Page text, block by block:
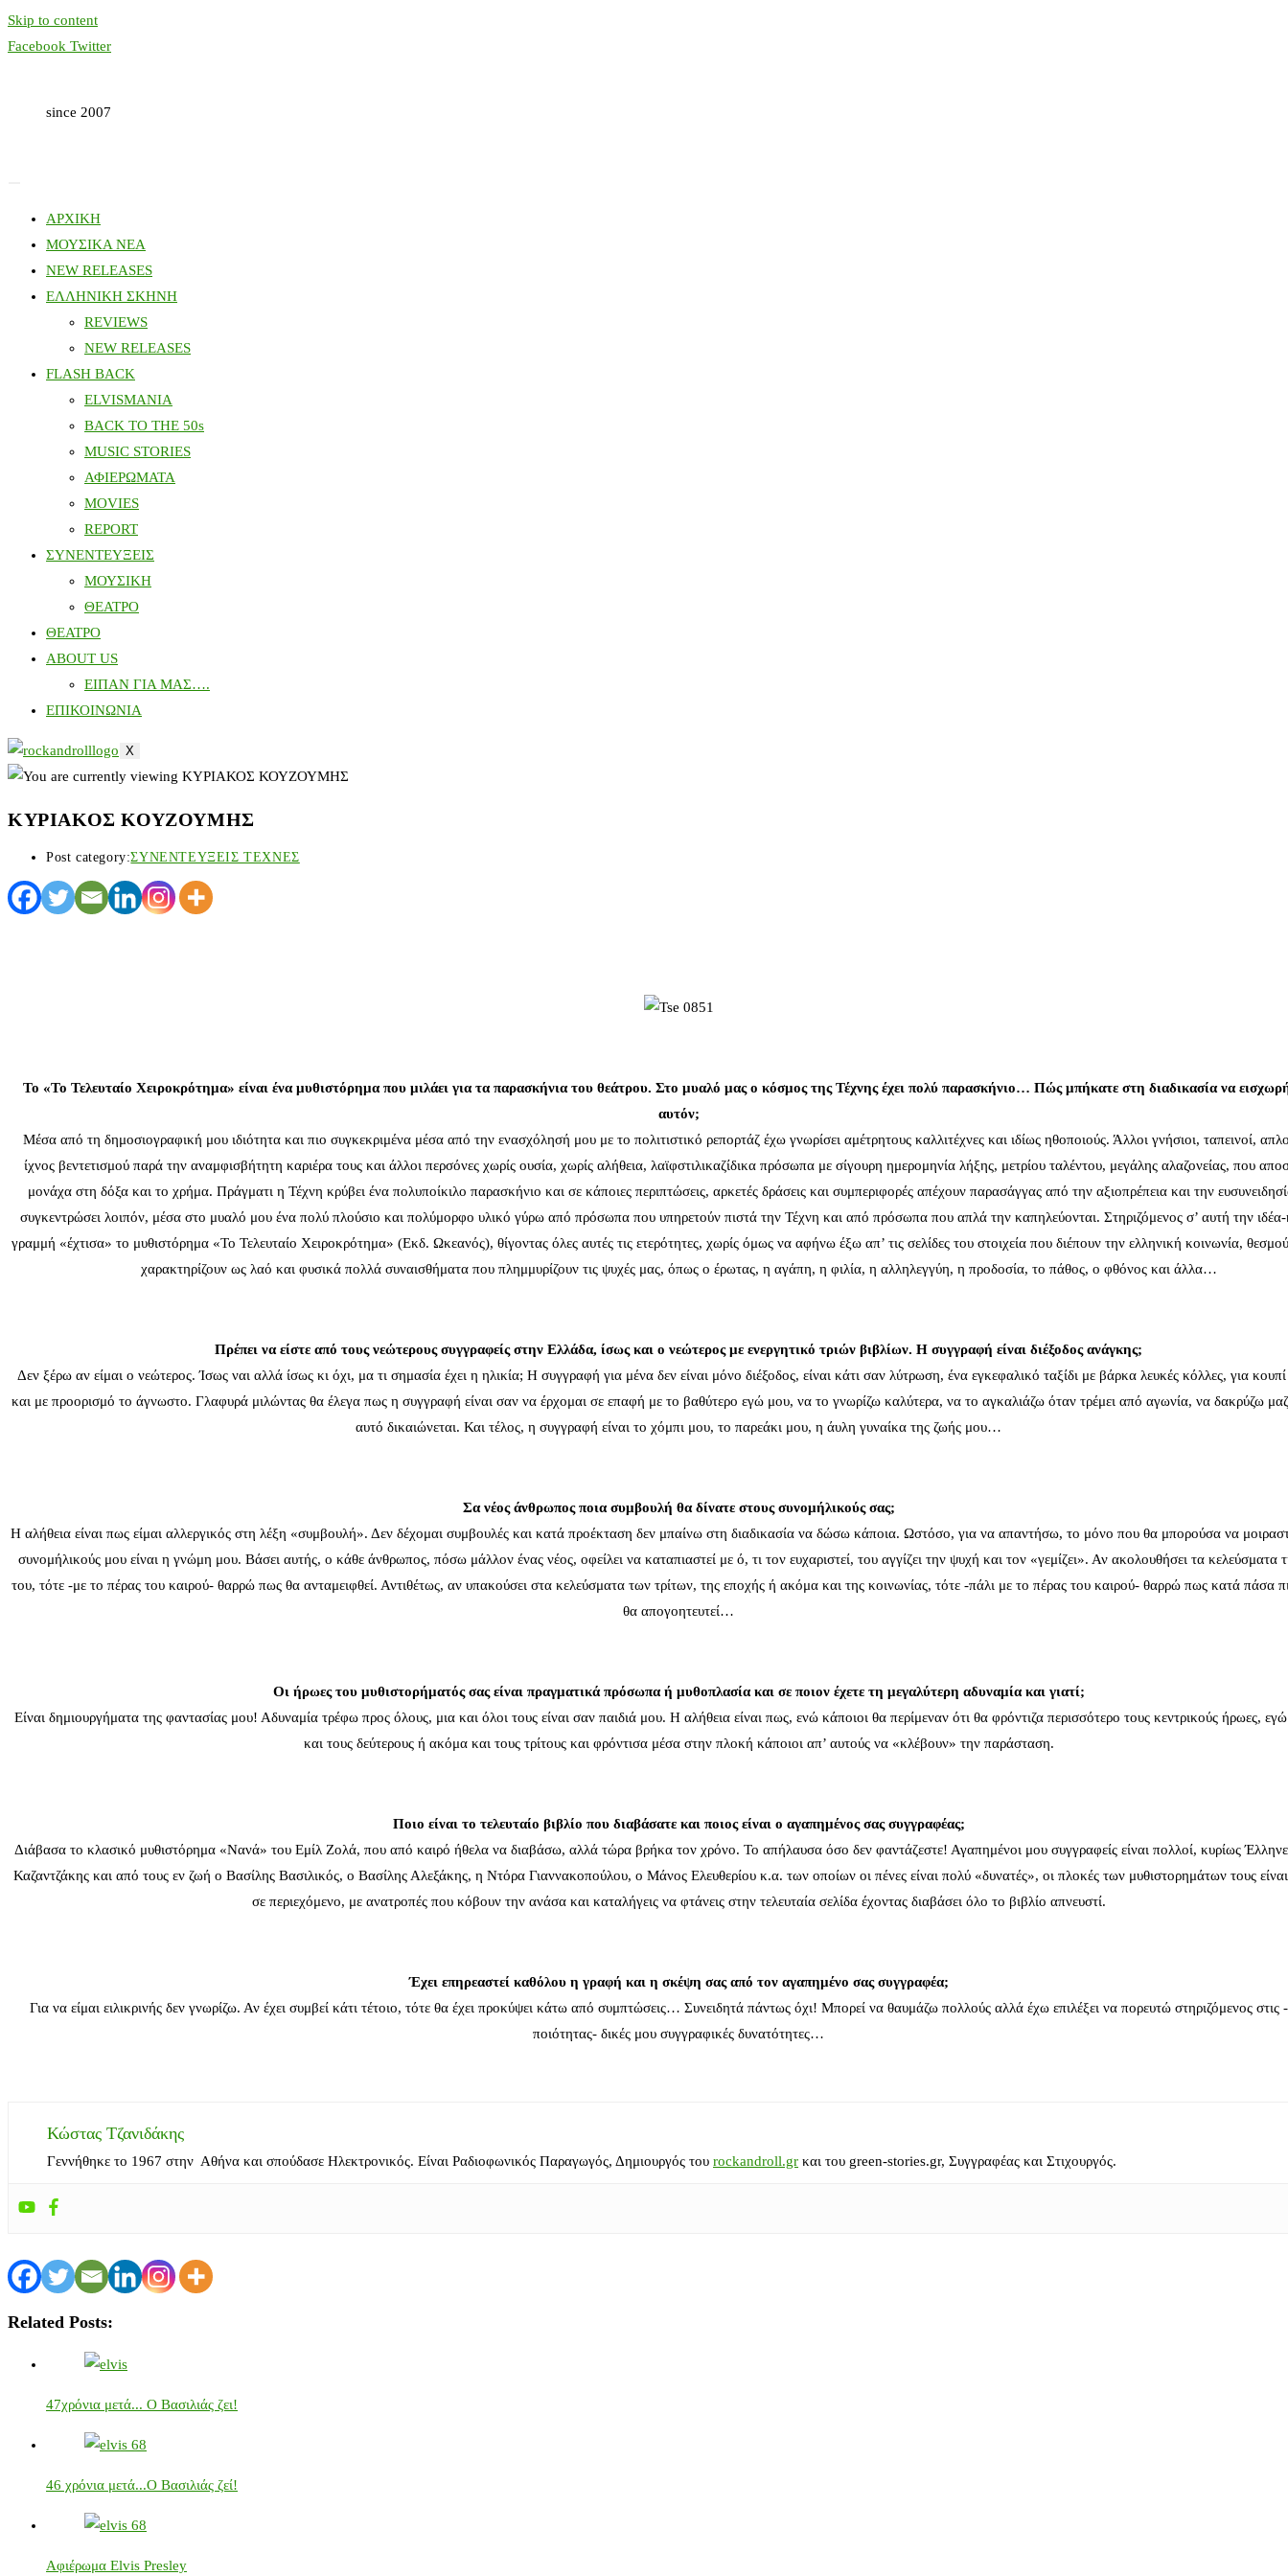
Skip to content
Facebook Twitter
since 2007
ΑΡΧΙΚΗ
ΜΟΥΣΙΚΑ ΝΕΑ
NEW RELEASES
ΕΛΛΗΝΙΚΗ ΣΚΗΝΗ
REVIEWS
NEW RELEASES
FLASH BACK
ELVISMANIA
BACK TO THE 50s
MUSIC STORIES
ΑΦΙΕΡΩΜΑΤΑ
MOVIES
REPORT
ΣΥΝΕΝΤΕΥΞΕΙΣ
ΜΟΥΣΙΚΗ
ΘΕΑΤΡΟ
ΘΕΑΤΡΟ
ABOUT US
ΕΙΠΑΝ ΓΙΑ ΜΑΣ….
ΕΠΙΚΟΙΝΩΝΙΑ
X
ΚΥΡΙΑΚΟΣ ΚΟΥΖΟΥΜΗΣ
Post category:ΣΥΝΕΝΤΕΥΞΕΙΣ ΤΕΧΝΕΣ
Το «Το Τελευταίο Χειροκρότημα» είναι ένα μυθιστόρημα που μιλάει για τα παρασκήνια του θεάτρου. Στο μυαλό μας ο κόσμος της Τέχνης έχει πολύ παρασκήνιο… Πώς μπήκατε στη διαδικασία να
αυτόν;
Μέσα από τη δημοσιογραφική μου ιδιότητα και πιο συγκεκριμένα μέσα από την ενασχόλησή μου με το πολιτιστικό ρεπορτάζ έχω γνωρίσει αμέτρητους καλλιτέχνες και ιδίως ηθοποιούς. Άλλοι γνήσιοι, ταπεινοί,
ίχνος βεντετισμού παρά την αναμφισβήτητη καριέρα τους και άλλοι περσόνες χωρίς ουσία, χωρίς αλήθεια, λαϊφστιλικαζίδικα πρόσωπα με σίγουρη ημερομηνία λήξης, μετρίου ταλέντου, μεγάλης αλαζονείας, που
μονάχα στη δόξα και το χρήμα. Πράγματι η Τέχνη κρύβει ένα πολυποίκιλο παρασκήνιο και σε κάποιες περιπτώσεις, αρκετές δράσεις και συμπεριφορές απέχουν παρασάγγας από την αξιοπρέπεια και την
συγκεντρώσει λοιπόν, μέσα στο μυαλό μου ένα πολύ πλούσιο και πολύμορφο υλικό γύρω από πρόσωπα που υπηρετούν πιστά την Τέχνη και από πρόσωπα που απλά την καπηλεύονται. Στηριζόμενος σ’ αυτή την ιδέα-
γραμμή «έχτισα» το μυθιστόρημα «Το Τελευταίο Χειροκρότημα» (Εκδ. Ωκεανός), θίγοντας όλες αυτές τις ετερότητες, χωρίς όμως να αφήνω έξω απ’ τις σελίδες του στοιχεία που διέπουν την ελληνική κοινωνία,
χαρακτηρίζουν ως λαό και φυσικά πολλά συναισθήματα που πλημμυρίζουν τις ψυχές μας, όπως ο έρωτας, η αγάπη, η φιλία, η αλληλεγγύη, η προδοσία, το πάθος, ο φθόνος και άλλα…
Πρέπει να είστε από τους νεώτερους συγγραφείς στην Ελλάδα, ίσως και ο νεώτερος με ενεργητικό τριών βιβλίων. Η συγγραφή είναι διέξοδος ανάγκης;
Δεν ξέρω αν είμαι ο νεώτερος. Ίσως ναι αλλά ίσως κι όχι, μα τι σημασία έχει η ηλικία; Η συγγραφή για μένα δεν είναι μόνο διέξοδος, είναι κάτι σαν λύτρωση, ένα εγκεφαλικό ταξίδι με βάρκα λευκές κόλλες, για
και με προορισμό το άγνωστο. Γλαφυρά μιλώντας θα έλεγα πως η συγγραφή είναι σαν να έρχομαι σε επαφή με το βαθύτερο εγώ μου, να το γνωρίζω καλύτερα, να το αγκαλιάζω όταν τρέμει από αγωνία, να δακρύζω
αυτό δικαιώνεται. Και τέλος, η συγγραφή είναι το χόμπι μου, το παρεάκι μου, η άυλη γυναίκα της ζωής μου…
Σα νέος άνθρωπος ποια συμβουλή θα δίνατε στους συνομήλικούς σας;
Η αλήθεια είναι πως είμαι αλλεργικός στη λέξη «συμβουλή». Δεν δέχομαι συμβουλές και κατά προέκταση δεν μπαίνω στη διαδικασία να δώσω κάποια. Ωστόσο, για να απαντήσω, το μόνο που θα μπορούσα να
συνομήλικούς μου είναι η γνώμη μου. Βάσει αυτής, ο κάθε άνθρωπος, πόσω μάλλον ένας νέος, οφείλει να καταπιαστεί με ό, τι τον ευχαριστεί, του αγγίζει την ψυχή και τον «γεμίζει». Αν ακολουθήσει τα κελεύσματα
του, τότε -με το πέρας του καιρού- θαρρώ πως θα ανταμειφθεί. Αντιθέτως, αν υπακούσει στα κελεύσματα των τρίτων, της εποχής ή ακόμα και της κοινωνίας, τότε -πάλι με το πέρας του καιρού- θαρρώ πως κατά πάσα
θα απογοητευτεί…
Οι ήρωες του μυθιστορήματός σας είναι πραγματικά πρόσωπα ή μυθοπλασία και σε ποιον έχετε τη μεγαλύτερη αδυναμία και γιατί;
Είναι δημιουργήματα της φαντασίας μου! Αδυναμία τρέφω προς όλους, μια και όλοι τους είναι σαν παιδιά μου. Η αλήθεια είναι πως, ενώ κάποιοι θα περίμεναν ότι θα φρόντιζα περισσότερο τους κεντρικούς ήρωες,
και τους δεύτερους ή ακόμα και τους τρίτους και φρόντισα μέσα στην πλοκή κάποιοι απ’ αυτούς να «κλέβουν» την παράσταση.
Ποιο είναι το τελευταίο βιβλίο που διαβάσατε και ποιος είναι ο αγαπημένος σας συγγραφέας;
Διάβασα το κλασικό μυθιστόρημα «Νανά» του Εμίλ Ζολά, που από καιρό ήθελα να διαβάσω, αλλά τώρα βρήκα τον χρόνο. Το απήλαυσα όσο δεν φαντάζεστε! Αγαπημένοι μου συγγραφείς είναι πολλοί, κυρίως
Καζαντζάκης και από τους εν ζωή ο Βασίλης Βασιλικός, ο Βασίλης Αλεξάκης, η Ντόρα Γιαννακοπούλου, ο Μάνος Ελευθερίου κ.α. των οποίων οι πένες είναι πολύ «δυνατές», οι πλοκές των μυθιστορημάτων τους
σε περιεχόμενο, με ανατροπές που κόβουν την ανάσα και καταλήγεις να φτάνεις στην τελευταία σελίδα έχοντας διαβάσει όλο το βιβλίο απνευστί.
Έχει επηρεαστεί καθόλου η γραφή και η σκέψη σας από τον αγαπημένο σας συγγραφέα;
Για να είμαι ειλικρινής δεν γνωρίζω. Αν έχει συμβεί κάτι τέτοιο, τότε θα έχει προκύψει κάτω από συμπτώσεις… Συνειδητά πάντως όχι! Μπορεί να θαυμάζω πολλούς αλλά έχω επιλέξει να πορευτώ στηριζόμενος στις
ποιότητας- δικές μου συγγραφικές δυνατότητες…
Κώστας Τζανιδάκης
Γεννήθηκε το 1967 στην Αθήνα και σπούδασε Ηλεκτρονικός. Είναι Ραδιοφωνικός Παραγωγός, Δημιουργός του rockandroll.gr και του green-stories.gr, Συγγραφέας και Στιχουργός.
Related Posts:
47χρόνια μετά... Ο Βασιλιάς ζει!
46 χρόνια μετά...Ο Βασιλιάς ζεί!
Αφιέρωμα Elvis Presley